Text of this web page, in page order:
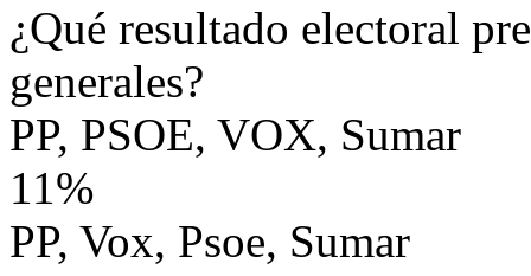
¿Qué resultado electoral
generales?
PP, PSOE, VOX, Sumar
11%
PP, Vox, Psoe, Sumar